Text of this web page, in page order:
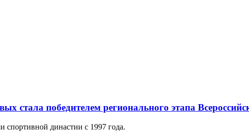
стала победителем регионального этапа
династии с 1997 года.